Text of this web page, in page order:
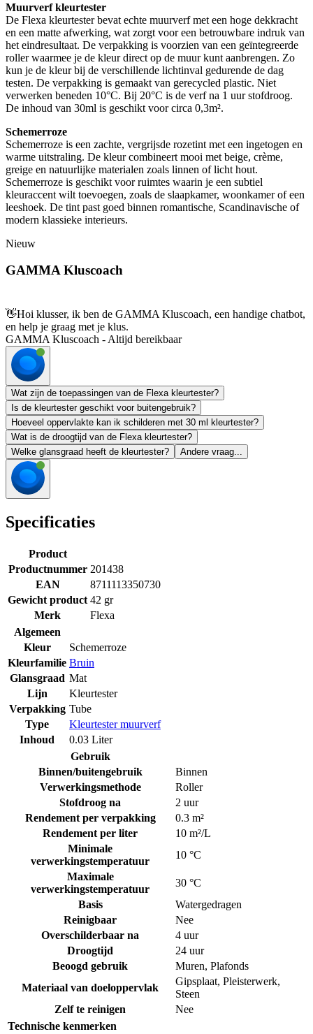
Muurverf kleurtester
De Flexa kleurtester bevat echte muurverf met een hoge dekkracht
en een matte afwerking, wat zorgt voor een betrouwbare indruk van
het eindresultaat. De verpakking is voorzien van een geïntegreerde
roller waarmee je de kleur direct op de muur kunt aanbrengen. Zo
kun je de kleur bij de verschillende lichtinval gedurende de dag
testen. De verpakking is gemaakt van gerecycled plastic. Niet
verwerken beneden 10°C. Bij 20°C is de verf na 1 uur stofdroog.
De inhoud van 30ml is geschikt voor circa 0,3m².
Schemerroze
Schemerroze is een zachte, vergrijsde rozetint met een ingetogen en
warme uitstraling. De kleur combineert mooi met beige, crème,
greige en natuurlijke materialen zoals linnen of licht hout.
Schemerroze is geschikt voor ruimtes waarin je een subtiel
kleuraccent wilt toevoegen, zoals de slaapkamer, woonkamer of een
leeshoek. De tint past goed binnen romantische, Scandinavische of
modern klassieke interieurs.
Nieuw
GAMMA Kluscoach
👋Hoi klusser, ik ben de GAMMA Kluscoach, een handige chatbot,
en help je graag met je klus.
GAMMA Kluscoach - Altijd bereikbaar
Wat zijn de toepassingen van de Flexa kleurtester?
Is de kleurtester geschikt voor buitengebruik?
Hoeveel oppervlakte kan ik schilderen met 30 ml kleurtester?
Wat is de droogtijd van de Flexa kleurtester?
Welke glansgraad heeft de kleurtester?
Andere vraag...
Specificaties
Product
Productnummer 201438
EAN
8711113350730
Gewicht product 42 gr
Merk
Flexa
Algemeen
Kleur
Schemerroze
Kleurfamilie Bruin
Glansgraad Mat
Lijn
Kleurtester
Verpakking Tube
Type
Kleurtester muurverf
Inhoud
0.03 Liter
Gebruik
Binnen/buitengebruik
Binnen
Verwerkingsmethode
Roller
Stofdroog na
2 uur
Rendement per verpakking
0.3 m²
Rendement per liter
10 m²/L
Minimale
verwerkingstemperatuur
10 °C
Maximale
verwerkingstemperatuur
30 °C
Basis
Watergedragen
Reinigbaar
Nee
Overschilderbaar na
4 uur
Droogtijd
24 uur
Beoogd gebruik
Muren, Plafonds
Materiaal van doeloppervlak
Gipsplaat, Pleisterwerk,
Steen
Zelf te reinigen
Nee
Technische kenmerken